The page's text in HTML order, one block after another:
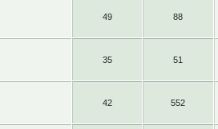
49 88
35 51
42 552